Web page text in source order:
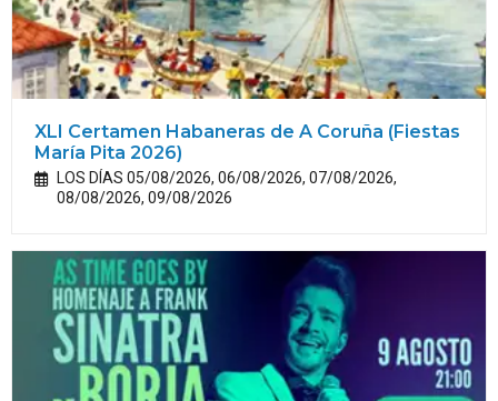
XLI Certamen Habaneras de A Coruña (Fiestas
María Pita 2026)
LOS DÍAS 05/08/2026, 06/08/2026, 07/08/2026,
08/08/2026, 09/08/2026